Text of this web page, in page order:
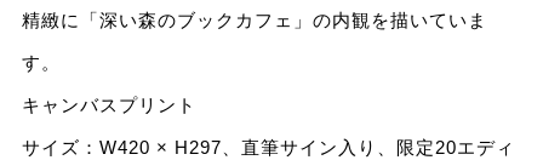
精緻に「深い森のブックカフェ」の内観を描いていま
す。
キャンバスプリント
サイズ：W420 × H297、直筆サイン入り、限定20エディ